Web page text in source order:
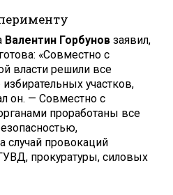
Валентин Горбунов заявил,
«Совместно с
власти решили все
участков,
он. — Совместно с
проработаны все
провокаций
прокуратуры, силовых